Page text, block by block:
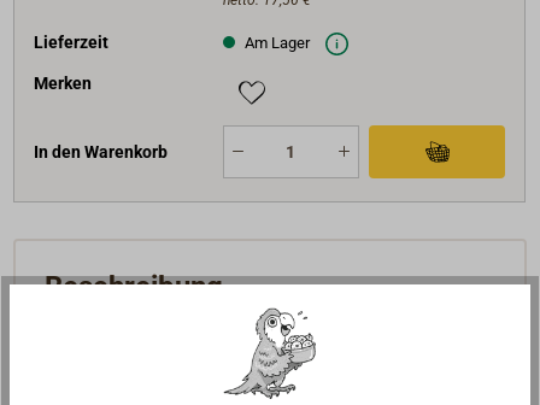
Lieferzeit Am Lager
Merken
In den Warenkorb
Beschreibung
Schnappschäkel in preiswerter Qualität aus